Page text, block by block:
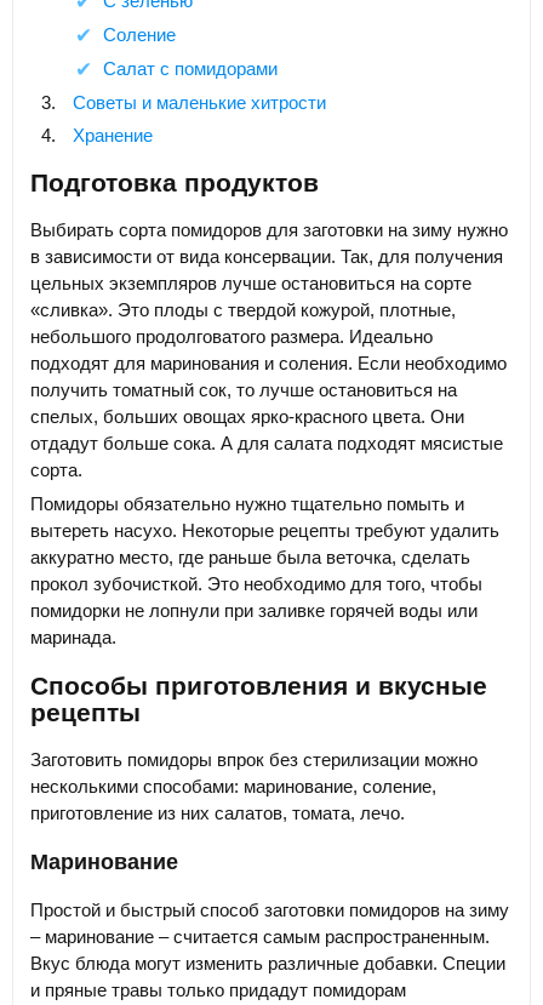
Соление
Салат с помидорами
Советы и маленькие хитрости
Хранение
Подготовка продуктов
Выбирать сорта помидоров для заготовки на зиму нужно
в зависимости от вида консервации. Так, для получения
цельных экземпляров лучше остановиться на сорте
«сливка». Это плоды с твердой кожурой, плотные,
небольшого продолговатого размера. Идеально
подходят для маринования и соления. Если необходимо
получить томатный сок, то лучше остановиться на
спелых, больших овощах ярко-красного цвета. Они
отдадут больше сока. А для салата подходят мясистые
сорта.
Помидоры обязательно нужно тщательно помыть и
вытереть насухо. Некоторые рецепты требуют удалить
аккуратно место, где раньше была веточка, сделать
прокол зубочисткой. Это необходимо для того, чтобы
помидорки не лопнули при заливке горячей воды или
маринада.
Способы приготовления и вкусные
рецепты
Заготовить помидоры впрок без стерилизации можно
несколькими способами: маринование, соление,
приготовление из них салатов, томата, лечо.
Маринование
Простой и быстрый способ заготовки помидоров на зиму
– маринование – считается самым распространенным.
Вкус блюда могут изменить различные добавки. Специи
и пряные травы только придадут помидорам